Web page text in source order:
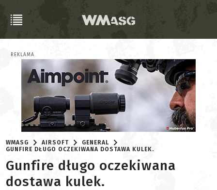
REKLAMA
WMASG AIRSOFT
GENERAL
GUNFIRE DŁUGO OCZEKIWANA DOSTAWA KULEK.
Gunfire długo oczekiwana
dostawa kulek.